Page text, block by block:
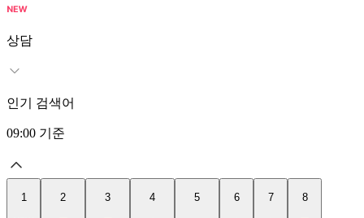
상담
인기 검색어
09:00 기준
1 2 3 4 5 6 7 8